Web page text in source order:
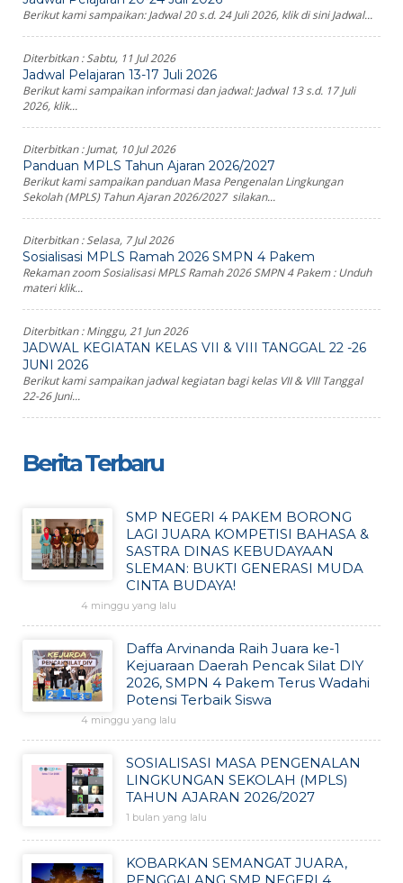
Berikut kami sampaikan: Jadwal 20 s.d. 24 Juli 2026, klik di sini Jadwal...
Diterbitkan :Sabtu, 11 Jul 2026
Jadwal Pelajaran 13-17 Juli 2026
Berikut kami sampaikan informasi dan jadwal: Jadwal 13 s.d. 17 Juli
2026, klik...
Diterbitkan :Jumat, 10 Jul 2026
Panduan MPLS Tahun Ajaran 2026/2027
Berikut kami sampaikan panduan Masa Pengenalan Lingkungan
Sekolah (MPLS) Tahun Ajaran 2026/2027 silakan...
Diterbitkan :Selasa, 7 Jul 2026
Sosialisasi MPLS Ramah 2026 SMPN 4 Pakem
Rekaman zoom Sosialisasi MPLS Ramah 2026 SMPN 4 Pakem : Unduh
materi klik...
Diterbitkan :Minggu, 21 Jun 2026
JADWAL KEGIATAN KELAS VII & VIII TANGGAL 22 -26
JUNI 2026
Berikut kami sampaikan jadwal kegiatan bagi kelas VII & VIII Tanggal
22-26 Juni...
Berita Terbaru
SMP NEGERI 4 PAKEM BORONG
LAGI JUARA KOMPETISI BAHASA &
SASTRA DINAS KEBUDAYAAN
SLEMAN: BUKTI GENERASI MUDA
CINTA BUDAYA!
4 minggu yang lalu
Daffa Arvinanda Raih Juara ke-1
Kejuaraan Daerah Pencak Silat DIY
2026, SMPN 4 Pakem Terus Wadahi
Potensi Terbaik Siswa
4 minggu yang lalu
SOSIALISASI MASA PENGENALAN
LINGKUNGAN SEKOLAH (MPLS)
TAHUN AJARAN 2026/2027
1 bulan yang lalu
KOBARKAN SEMANGAT JUARA,